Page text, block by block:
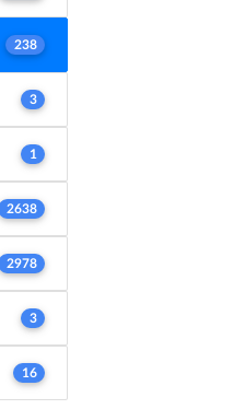
238
3
1
2638
2978
3
16